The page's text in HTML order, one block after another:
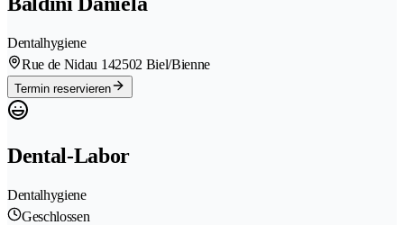
Dentalhygiene
Rue de Nidau 142502 Biel/Bienne
Termin reservieren
Dental-Labor
Dentalhygiene
Geschlossen